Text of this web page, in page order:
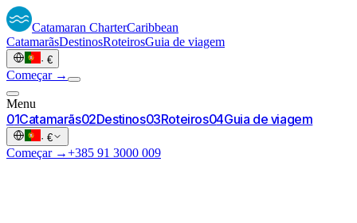
Catamaran CharterCaribbean
CatamarãsDestinosRoteirosGuia de viagem
· €
Começar →
Menu
01Catamarãs02Destinos03Roteiros04Guia de viagem
· €
Começar →+385 91 3000 009